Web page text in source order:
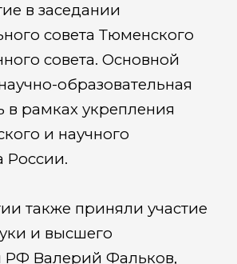
в заседании
совета Тюменского
совета. Основной
образовательная
в рамках укрепления
и научного
России.
также приняли участие
и высшего
РФ Валерий Фальков,